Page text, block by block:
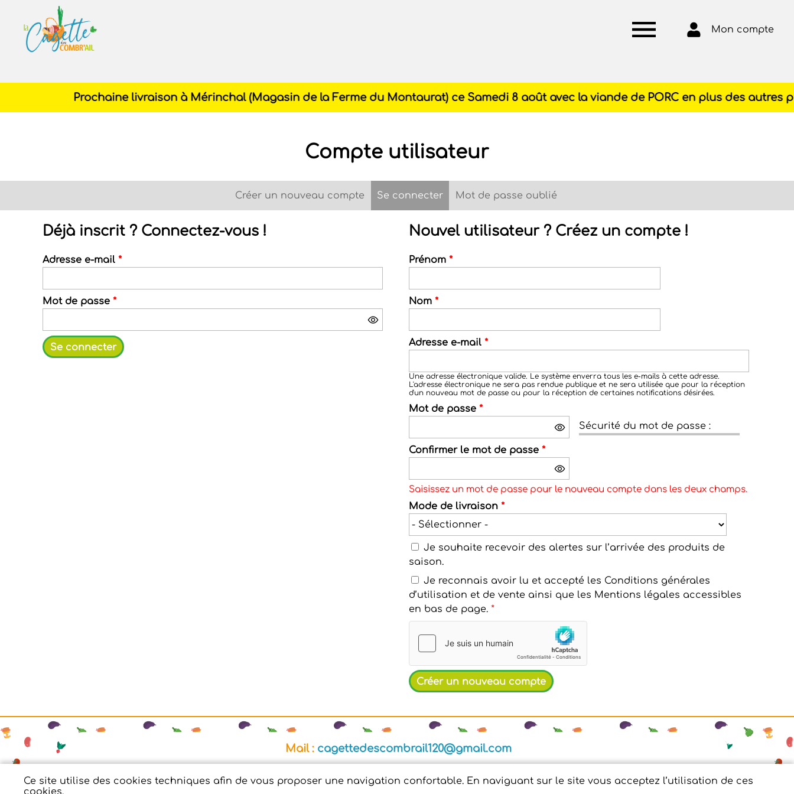
Mon compte
Compte utilisateur
Créer un nouveau compte Se connecter (onglet actif)
Mot de passe oublié
Déjà inscrit ? Connectez-vous !
Adresse e-mail *
Mot de passe *
Nouvel utilisateur ? Créez un compte !
Prénom *
Nom *
Adresse e-mail *
Une adresse électronique valide. Le système enverra tous les e-mails à cette adresse.
L'adresse électronique ne sera pas rendue publique et ne sera utilisée que pour la réception
d'un nouveau mot de passe ou pour la réception de certaines notifications désirées.
Mot de passe *
Sécurité du mot de passe :
Confirmer le mot de passe *
Saisissez un mot de passe pour le nouveau compte dans les deux champs.
Mode de livraison *
Je souhaite recevoir des alertes sur l’arrivée des produits de
saison.
Je reconnais avoir lu et accepté les Conditions générales
d’utilisation et de vente ainsi que les Mentions légales accessibles
en bas de page. *
Mail : cagettedescombrail120@gmail.com
Mentions légales Conditions Générales de Ventes| Protection des données personnelles
Ce site utilise des cookies techniques afin de vous proposer une navigation confortable. En naviguant sur le site vous acceptez l’utilisation de ces
cookies.